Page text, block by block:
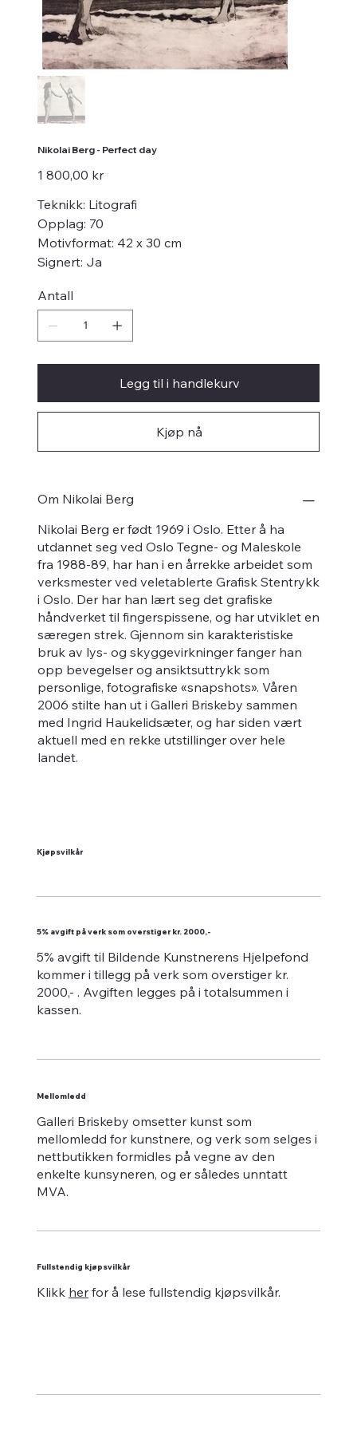
Nikolai Berg - Perfect day
Pris
1 800,00 kr
Teknikk: Litografi
Opplag: 70
Motivformat: 42 x 30 cm
Signert: Ja
Antall
Legg til i handlekurv
Kjøp nå
Om Nikolai Berg
Nikolai Berg er født 1969 i Oslo. Etter å ha
utdannet seg ved Oslo Tegne- og Maleskole
fra 1988-89, har han i en årrekke arbeidet som
verksmester ved veletablerte Grafisk Stentrykk
i Oslo. Der har han lært seg det grafiske
håndverket til fingerspissene, og har utviklet en
særegen strek. Gjennom sin karakteristiske
bruk av lys- og skyggevirkninger fanger han
opp bevegelser og ansiktsuttrykk som
personlige, fotografiske «snapshots». Våren
2006 stilte han ut i Galleri Briskeby sammen
med Ingrid Haukelidsæter, og har siden vært
aktuell med en rekke utstillinger over hele
landet.
Kjøpsvilkår
5% avgift på verk som overstiger kr. 2000,-
5% avgift til Bildende Kunstnerens Hjelpefond
kommer i tillegg på verk som overstiger kr.
2000,- . Avgiften legges på i totalsummen i
kassen.
Mellomledd
Galleri Briskeby omsetter kunst som
mellomledd for kunstnere, og verk som selges i
nettbutikken formidles på vegne av den
enkelte kunsyneren, og er således unntatt
MVA.
Fullstendig kjøpsvilkår
Klikk herfor å lese fullstendig kjøpsvilkår.